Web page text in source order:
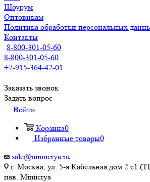
Шоурум
Оптовикам
Политика обработки персональных
Контакты
8-800-301-05-60
8-800-301-05-60
+7-915-364-42-01
Заказать звонок
Задать вопрос
Войти
Корзина0
Избранные товары0
sale@mimicrya.ru
г. Москва, ул. 5-я Кабельная дом 2 с1
пав. Mimicrya